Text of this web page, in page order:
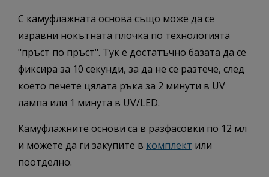
С камуфлажната основа също може да се
изравни нокътната плочка по технологията
"пръст по пръст". Тук е достатъчно базата да се
фиксира за 10 секунди, за да не се разтече, след
което печете цялата ръка за 2 минути в UV
лампа или 1 минута в UV/LED.
Камуфлажните основи са в разфасовки по 12 мл
и можете да ги закупите в комплект или
поотделно.